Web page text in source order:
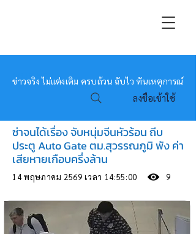
หมอข่าว
ข่าวจริง ไม่แต่งเติม ครบถ้วน ฉับไว ทันเหตุการณ์
ลงชื่อเข้าใช้
ซ่าจนได้เรื่อง จับหนุ่มจีนหัวร้อน ถีบ
ประตู Auto Gate ตม.สุวรรณภูมิ พัง ค่า
เสียหายเกือบครึ่งล้าน
14 พฤษภาคม 2569 เวลา 14:55:00 9